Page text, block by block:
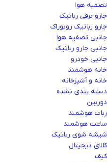
تصفیه هوا
جارو برقی رباتیک
جارو رباتیک روبوراک
جانبی تصفیه هوا
جانبی جارو رباتیک
جانبی خودرو
خانه هوشمند
خانه و آشپزخانه
دسته بندی نشده
دوربین
ربات هوشمند
ساعت هوشمند
شیشه شوی رباتیک
کالای دیجیتال
کیف